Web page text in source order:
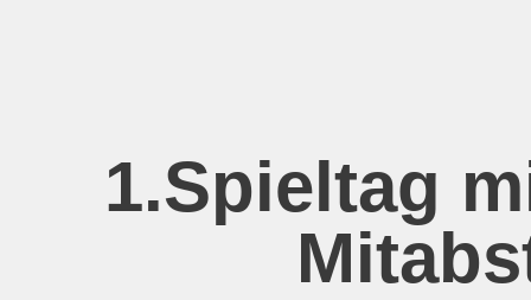
1.Spieltag